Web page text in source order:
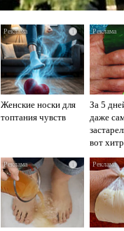
i
Женские носки для
топтания чувств
За 5
даже
вот
i